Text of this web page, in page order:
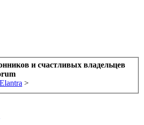
и счастливых владельцев
Elantra >